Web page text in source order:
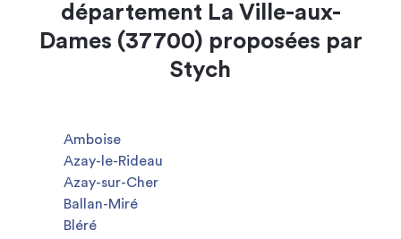
département La Ville-aux-
Dames (37700) proposées par
Stych
Amboise
Azay-le-Rideau
Azay-sur-Cher
Ballan-Miré
Bléré